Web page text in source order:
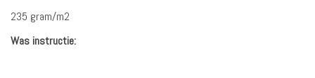
235 gram/m2
Was instructie: